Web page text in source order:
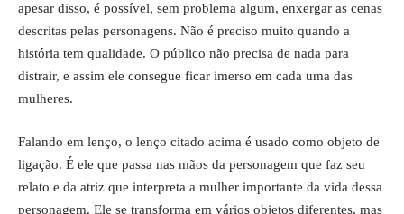
apesar disso, é possível, sem problema algum, enxergar as cenas
descritas pelas personagens. Não é preciso muito quando a
história tem qualidade. O público não precisa de nada para
distrair, e assim ele consegue ficar imerso em cada uma das
mulheres.
Falando em lenço, o lenço citado acima é usado como objeto de
ligação. É ele que passa nas mãos da personagem que faz seu
relato e da atriz que interpreta a mulher importante da vida dessa
personagem. Ele se transforma em vários objetos diferentes, mas